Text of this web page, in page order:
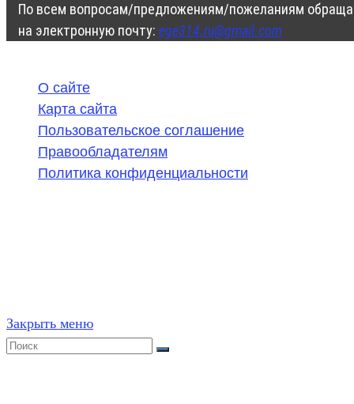
По всем вопросам/предложениям/пожеланиям
на электронную почту: ege314.ru@gmail.com
О сайте
Карта сайта
Пользовательское соглашение
Правообладателям
Политика конфиденциальности
Закрыть меню